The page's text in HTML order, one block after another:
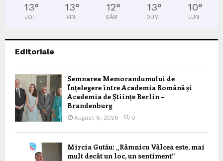
13°
JOI
13°
VIN
12°
SÂM
13°
DUM
10°
LUN
Editoriale
Semnarea Memorandumului de
Înțelegere între Academia Română și
Academia de Științe Berlin –
Brandenburg
August 6, 2026 0
Mircia Gutău: „Râmnicu Vâlcea este, mai
mult decât un loc, un sentiment”